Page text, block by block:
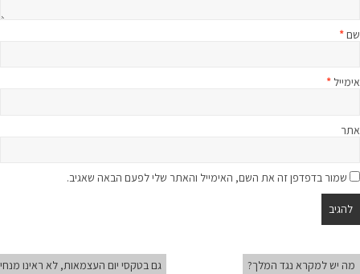
שם*
אימייל *
אתר
שמור בדפדפן זה את השם, האימייל והאתר שלי לפעם הבאה שאגיב.
מה יש למקרא נגד המׂלך?
גם בטקסי יום העצמאות, לא ראינו מנחי